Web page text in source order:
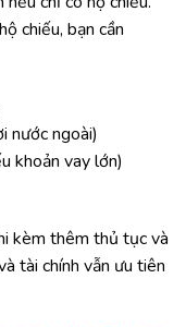
chiếu, bạn cần
nước ngoài)
khoản vay lớn)
kèm thêm thủ tục và
tài chính vẫn ưu tiên